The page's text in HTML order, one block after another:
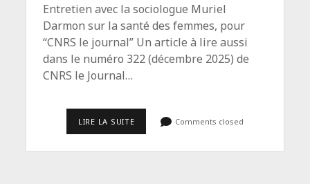
Entretien avec la sociologue Muriel
Darmon sur la santé des femmes, pour
“CNRS le journal” Un article à lire aussi
dans le numéro 322 (décembre 2025) de
CNRS le Journal…
LIRE LA SUITE“UNE
ENTENDUE”
Comments closed